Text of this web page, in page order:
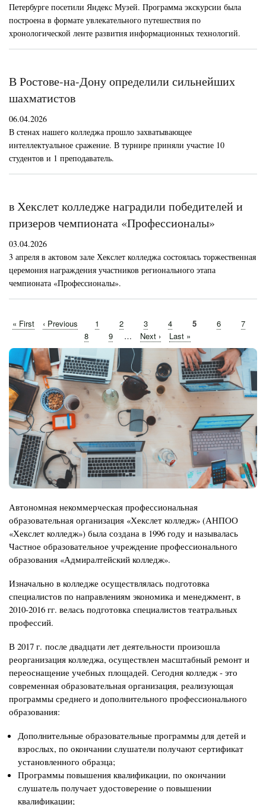
Петербурге посетили Яндекс Музей. Программа экскурсии была
построена в формате увлекательного путешествия по
хронологической ленте развития информационных технологий.
В Ростове-на-Дону определили сильнейших
шахматистов
06.04.2026
В стенах нашего колледжа прошло захватывающее
интеллектуальное сражение. В турнире приняли участие 10
студентов и 1 преподаватель.
в Хекслет колледже наградили победителей и
призеров чемпионата «Профессионалы»
03.04.2026
3 апреля в актовом зале Хекслет колледжа состоялась торжественная
церемония награждения участников регионального этапа
чемпионата «Профессионалы».
Нумерация
страниц
Первая
« First ←
‹ Previous Page
1 Page
2 Page
3 Page
4
Текущая
5 Page
6 Page
7
Page
8 Page
9 …
Следующая
страница
Next ›
Последняя
страница
Last »
Изображение
Автономная некоммерческая профессиональная
образовательная организация «Хекслет колледж» (АНПОО
«Хекслет колледж») была создана в 1996 году и называлась
Частное образовательное учреждение профессионального
образования «Адмиралтейский колледж».
Изначально в колледже осуществлялась подготовка
специалистов по направлениям экономика и менеджмент, в
2010-2016 гг. велась подготовка специалистов театральных
профессий.
В 2017 г. после двадцати лет деятельности произошла
реорганизация колледжа, осуществлен масштабный ремонт и
переоснащение учебных площадей. Сегодня колледж - это
современная образовательная организация, реализующая
программы среднего и дополнительного профессионального
образования:
Дополнительные образовательные программы для детей и
взрослых, по окончании слушатели получают сертификат
установленного образца;
Программы повышения квалификации, по окончании
слушатель получает удостоверение о повышении
квалификации;